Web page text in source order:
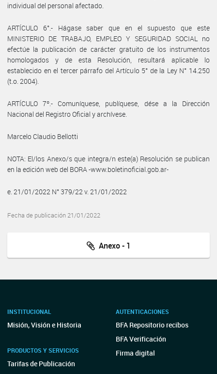
individual del personal afectado.
ARTÍCULO 6°.- Hágase saber que en el supuesto que este
MINISTERIO DE TRABAJO, EMPLEO Y SEGURIDAD SOCIAL no
efectúe la publicación de carácter gratuito de los instrumentos
homologados y de esta Resolución, resultará aplicable lo
establecido en el tercer párrafo del Artículo 5° de la Ley N° 14.250
(t.o. 2004).
ARTÍCULO 7º.- Comuníquese, publíquese, dése a la Dirección
Nacional del Registro Oficial y archívese.
Marcelo Claudio Bellotti
NOTA: El/los Anexo/s que integra/n este(a) Resolución se publican
en la edición web del BORA -www.boletinoficial.gob.ar-
e. 21/01/2022 N° 379/22 v. 21/01/2022
Fecha de publicación 21/01/2022
Anexo - 1
INSTITUCIONAL
Misión, Visión e Historia
PRODUCTOS Y SERVICIOS
Tarifas de Publicación
AUTENTICACIONES
BFA Repositorio recibos
BFA Verificación
Firma digital